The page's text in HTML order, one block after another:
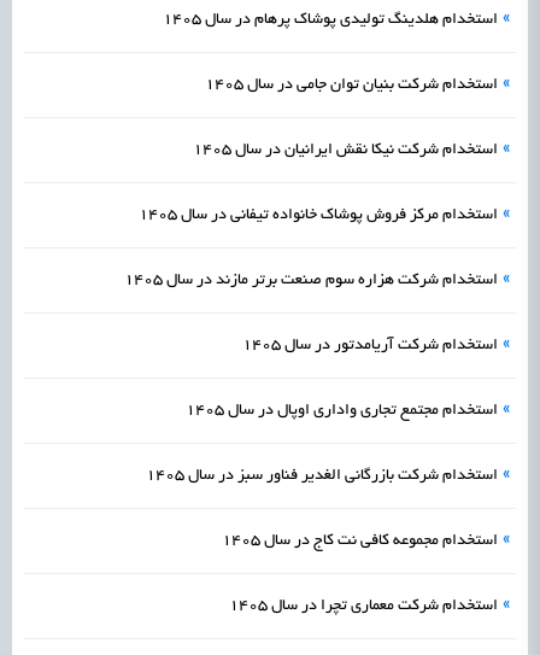
» استخدام هلدینگ تولیدی پوشاک پرهام در سال 1405
» استخدام شرکت بنیان توان جامی در سال 1405
» استخدام شرکت نیکا نقش ایرانیان در سال 1405
» استخدام مرکز فروش پوشاک خانواده تیفانی در سال 1405
» استخدام شرکت هزاره سوم صنعت برتر مازند در سال 1405
» استخدام شرکت آریامدتور در سال 1405
» استخدام مجتمع تجاری واداری اوپال در سال 1405
» استخدام شرکت بازرگانی الغدیر فناور سبز در سال 1405
» استخدام مجموعه کافی نت کاج در سال 1405
» استخدام شرکت معماری تچرا در سال 1405